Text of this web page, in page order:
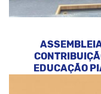
EDUCAÇÃO